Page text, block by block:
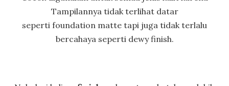
Tampilannya tidak terlihat datar
seperti foundation matte tapi juga tidak terlalu
bercahaya seperti dewy finish.